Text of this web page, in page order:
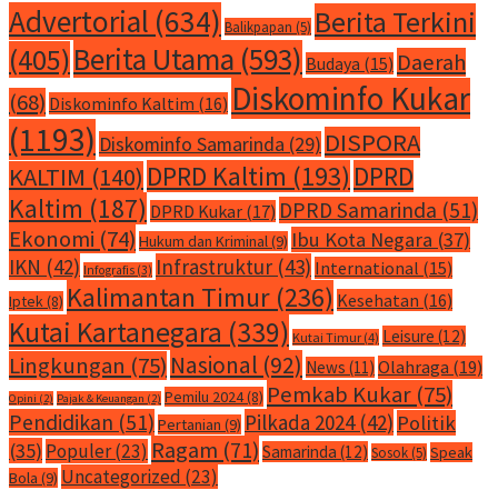
Advertorial (634) Balikpapan (5) Berita Terkini
(405)Berita Utama (593) Budaya (15) Daerah
(68) Diskominfo Kaltim (16) Diskominfo Kukar
(1193) Diskominfo Samarinda (29) DISPORA
KALTIM (140) DPRD Kaltim (193) DPRD
Kaltim (187) DPRD Kukar (17) DPRD Samarinda (51)
Ekonomi (74) Hukum dan Kriminal(9) Ibu Kota Negara (37)
IKN (42) Infografis (3) Infrastruktur (43) International (15)
Iptek(8) Kalimantan Timur (236) Kesehatan (16)
Kutai Kartanegara (339) Kutai Timur (4) Leisure (12)
Lingkungan (75) Nasional (92) News (11) Olahraga (19)
Opini (2) Pajak & Keuangan (2) Pemilu 2024(8) Pemkab Kukar (75)
Pendidikan (51) Pertanian (9) Pilkada 2024(42) Politik
(35) Populer(23) Ragam (71) Samarinda (12) Sosok(5) Speak
Bola (9) Uncategorized (23)